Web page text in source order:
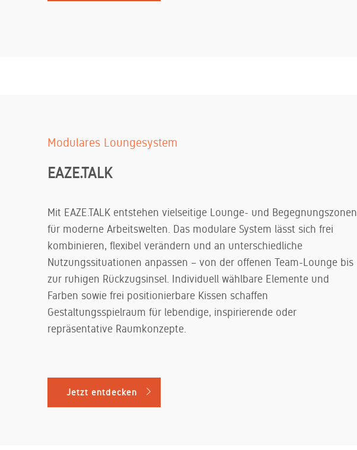
Modulares Loungesystem
EAZE.TALK
Mit EAZE.TALK entstehen vielseitige Lounge- und Begegnungszonen
für moderne Arbeitswelten. Das modulare System lässt sich frei
kombinieren, flexibel verändern und an unterschiedliche
Nutzungssituationen anpassen – von der offenen Team-Lounge bis
zur ruhigen Rückzugsinsel. Individuell wählbare Elemente und
Farben sowie frei positionierbare Kissen schaffen
Gestaltungsspielraum für lebendige, inspirierende oder
repräsentative Raumkonzepte.
Jetzt entdecken